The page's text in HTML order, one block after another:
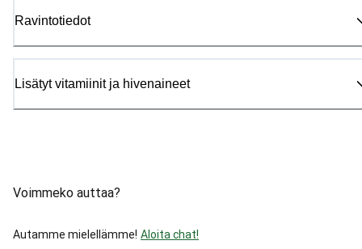
Ravintotiedot
Lisätyt vitamiinit ja hivenaineet
Voimmeko auttaa?
Autamme mielellämme! Aloita chat!